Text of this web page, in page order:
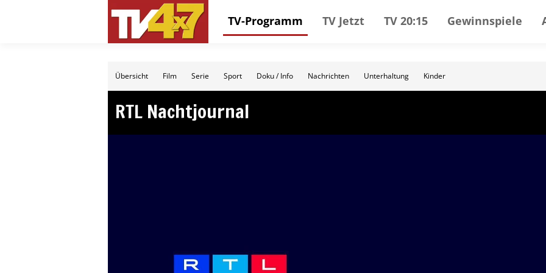
TV-Programm TV Jetzt TV 20:15 Gewinnspiele
Übersicht Film Serie Sport Doku / Info Nachrichten Unterhaltung Kinder
RTL Nachtjournal